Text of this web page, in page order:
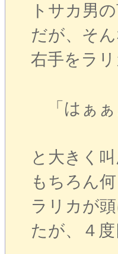
トサカ男
だが、そ
右手をラ
「はぁぁ
と大きく叫
もちろん
ラリカが
たが、４